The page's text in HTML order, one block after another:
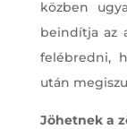
közben
beindítja az
felébredni,
után
Jöhetnek a